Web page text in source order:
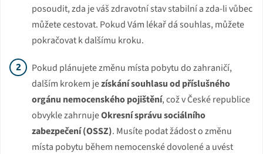
posoudit, zda je váš zdravotní stav stabilní a zda-li vůbec
můžete cestovat. Pokud Vám lékař dá souhlas, můžete
pokračovat k dalšímu kroku.
Pokud plánujete změnu místa pobytu do zahraničí,
dalším krokem jezískání souhlasu od příslušného
orgánu nemocenského pojištění, což v České republice
obvykle zahrnujeOkresní správu sociálního
zabezpečení (OSSZ). Musíte podat žádost o změnu
místa pobytu během nemocenské dovolené a uvést